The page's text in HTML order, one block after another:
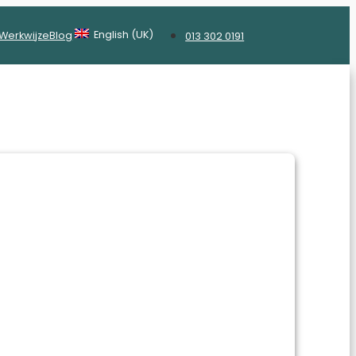
Blog English (UK) 013 302 0191